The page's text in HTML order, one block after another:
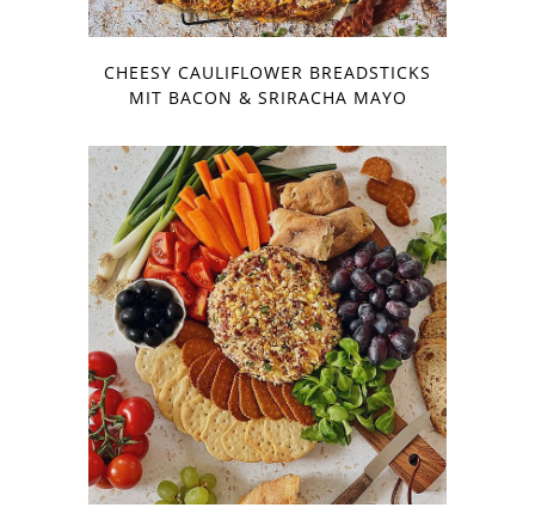
CHEESY CAULIFLOWER BREADSTICKS
MIT BACON & SRIRACHA MAYO